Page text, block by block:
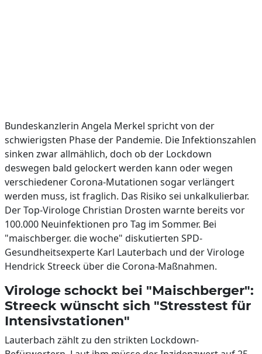
Bundeskanzlerin Angela Merkel spricht von der
schwierigsten Phase der Pandemie. Die Infektionszahlen
sinken zwar allmählich, doch ob der Lockdown
deswegen bald gelockert werden kann oder wegen
verschiedener Corona-Mutationen sogar verlängert
werden muss, ist fraglich. Das Risiko sei unkalkulierbar.
Der Top-Virologe Christian Drosten warnte bereits vor
100.000 Neuinfektionen pro Tag im Sommer. Bei
"maischberger. die woche" diskutierten SPD-
Gesundheitsexperte Karl Lauterbach und der Virologe
Hendrick Streeck über die Corona-Maßnahmen.
Virologe schockt bei "Maischberger":
Streeck wünscht sich "Stresstest für
Intensivstationen"
Lauterbach zählt zu den strikten Lockdown-